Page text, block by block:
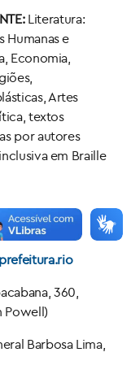
Literatura:
Humanas e
Economia,
Artes
textos
por autores
em Braille
360,
Powell)
Barbosa Lima,